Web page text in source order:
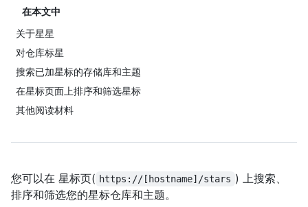
在本文中
关于星星
对仓库标星
搜索已加星标的存储库和主题
在星标页面上排序和筛选星标
其他阅读材料
您可以在 星标页( https://[hostname]/stars ) 上搜索、
排序和筛选您的星标仓库和主题。